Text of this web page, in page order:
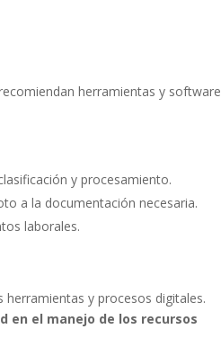
herramientas y software
y procesamiento.
a la documentación necesaria.
laborales.
y procesos digitales.
en el manejo de los recursos